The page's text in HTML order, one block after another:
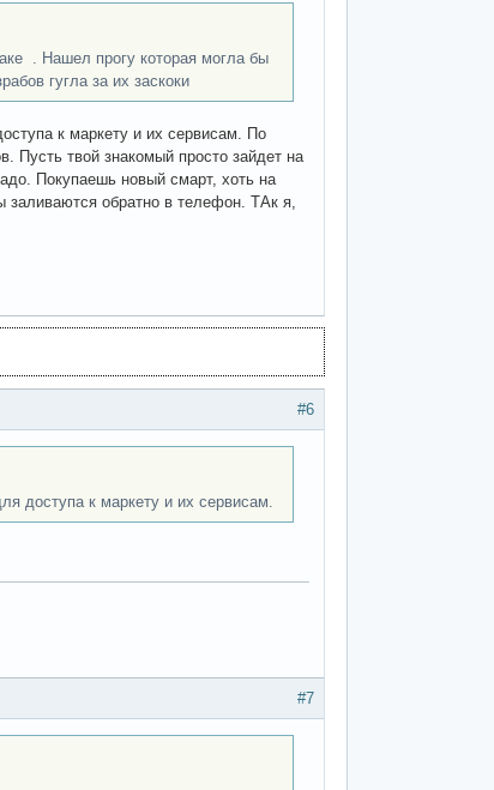
. Нашел прогу которая могла бы
гугла за их заскоки
к маркету и их сервисам. По
Пусть твой знакомый просто зайдет на
Покупаешь новый смарт, хоть на
заливаются обратно в телефон. ТАк я,
#6
доступа к маркету и их сервисам.
#7